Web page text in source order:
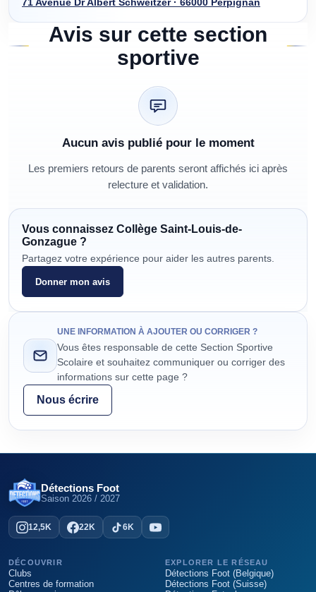
Avis sur cette section
sportive
Aucun avis publié pour le moment
Les premiers retours de parents seront affichés ici après
relecture et validation.
Vous connaissez Collège Saint-Louis-de-
Gonzague ?
Partagez votre expérience pour aider les autres parents.
Donner mon avis
UNE INFORMATION À AJOUTER OU CORRIGER ?
Vous êtes responsable de cette Section Sportive
Scolaire et souhaitez communiquer ou corriger des
informations sur cette page ?
Nous écrire
Détections Foot
Saison 2026 / 2027
12,5K 22K 6K
DÉCOUVRIR
Clubs
Centres de formation
EXPLORER LE RÉSEAU
Détections Foot (Belgique)
Détections Foot (Suisse)